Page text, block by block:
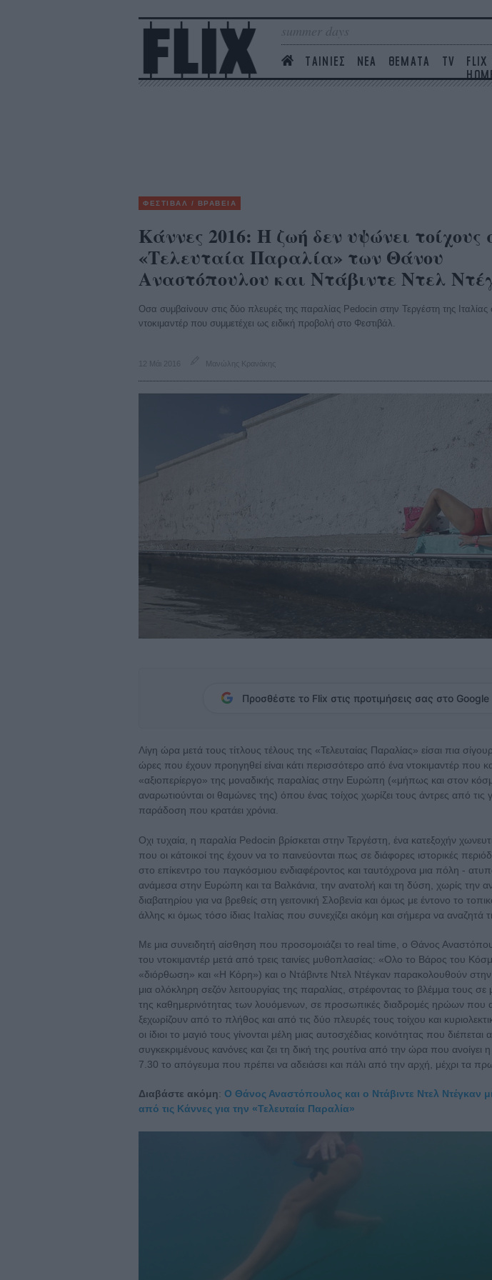
summer days
ΤΑΙΝΙΕΣ ΝΕΑ ΘΕΜΑΤΑ TV
FLIX
ΦΕΣΤΙΒΑΛ / ΒΡΑΒΕΙΑ
Κάννες 2016: Η ζωή δεν υψώνει τοίχους
«Τελευταία Παραλία» των Θάνου
Αναστόπουλου και Ντάβιντε Ντελ
Οσα συμβαίνουν στις δύο πλευρές της παραλίας Pedocin στην Τεργέστη της Ιταλίας
ντοκιμαντέρ που συμμετέχει ως ειδική προβολή στο Φεστιβάλ.
12 Μάι 2016 Μανώλης Κρανάκης
Προσθέστε το Flix στις προτιμήσεις σας στο Google
Λίγη ώρα μετά τους τίτλους τέλους της «Τελευταίας Παραλίας» είσαι πια
ώρες που έχουν προηγηθεί είναι κάτι περισσότερο από ένα ντοκιμαντέρ που
«αξιοπερίεργο» της μοναδικής παραλίας στην Ευρώπη («μήπως και στον
αναρωτιούνται οι θαμώνες της) όπου ένας τοίχος χωρίζει τους άντρες από τις
παράδοση που κρατάει χρόνια.
Οχι τυχαία, η παραλία Pedocin βρίσκεται στην Τεργέστη, ένα κατεξοχήν
που οι κάτοικοί της έχουν να το παινεύονται πως σε διάφορες ιστορικές
στο επίκεντρο του παγκόσμιου ενδιαφέροντος και ταυτόχρονα μια πόλη -
ανάμεσα στην Ευρώπη και τα Βαλκάνια, την ανατολή και τη δύση, χωρίς την
διαβατηρίου για να βρεθείς στη γειτονική Σλοβενία και όμως με έντονο το
άλλης κι όμως τόσο ίδιας Ιταλίας που συνεχίζει ακόμη και σήμερα να αναζητά
Mε μια συνειδητή αίσθηση που προσομοιάζει το real time, ο Θάνος
του ντοκιμαντέρ μετά από τρεις ταινίες μυθοπλασίας: «Ολο το Βάρος του
«διόρθωση» και «Η Κόρη») και ο Ντάβιντε Ντελ Ντέγκαν παρακολουθούν στην
μια ολόκληρη σεζόν λειτουργίας της παραλίας, στρέφοντας το βλέμμα τους σε
της καθημερινότητας των λουόμενων, σε προσωπικές διαδρομές ηρώων που
ξεχωρίζουν από το πλήθος και από τις δύο πλευρές τους τοίχου και
οι ίδιοι το μαγιό τους γίνονται μέλη μιας αυτοσχέδιας κοινότητας που διέπεται
συγκεκριμένους κανόνες και ζει τη δική της ρουτίνα από την ώρα που ανοίγει η
7.30 το απόγευμα που πρέπει να αδειάσει και πάλι από την αρχή, μέχρι τα
Διαβάστε ακόμη: Ο Θάνος Αναστόπουλος και ο Ντάβιντε Ντελ Ντέγκαν
από τις Κάννες για την «Τελευταία Παραλία»